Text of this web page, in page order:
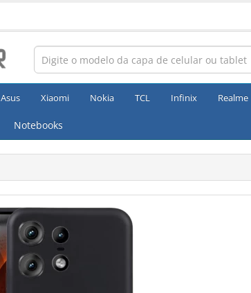
Asus Xiaomi Nokia TCL Infinix Realme
Notebooks